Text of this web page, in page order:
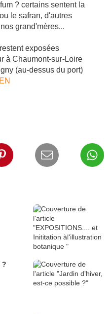
? certains sentent la
le safran, d'autres
grand'mères...
exposées
à Chaumont-sur-Loire
(au-dessus du port)
?